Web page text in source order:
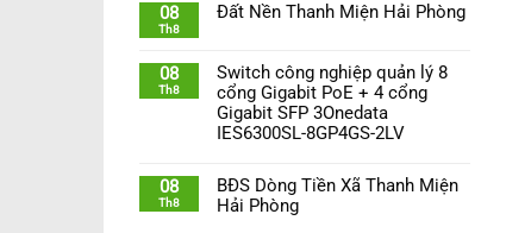
08
Th8
Đất Nền Thanh Miện Hải Phòng
08
Th8
Switch công nghiệp quản lý 8
cổng Gigabit PoE + 4 cổng
Gigabit SFP 3Onedata
IES6300SL-8GP4GS-2LV
08
Th8
BĐS Dòng Tiền Xã Thanh Miện
Hải Phòng